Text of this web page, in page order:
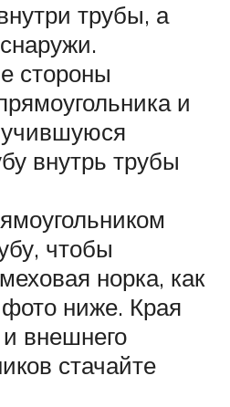
трубы, а
стороны
и
внутрь трубы
чтобы
норка, как
ниже. Края
и внешнего
стачайте